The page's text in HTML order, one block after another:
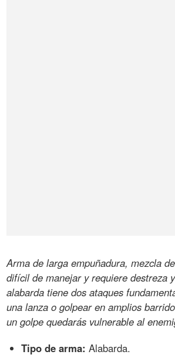
Arma de larga empuñadura, mezcla
difícil de manejar y requiere destreza
alabarda tiene dos ataques
una lanza o golpear en amplios
un golpe quedarás vulnerable al
Tipo de arma: Alabarda.